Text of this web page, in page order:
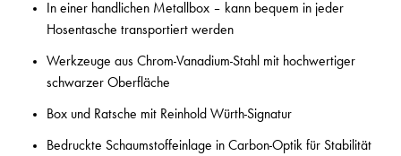
In einer handlichen Metallbox – kann bequem in jeder
Hosentasche transportiert werden
Werkzeuge aus Chrom-Vanadium-Stahl mit hochwertiger
schwarzer Oberfläche
Box und Ratsche mit Reinhold Würth-Signatur
Bedruckte Schaumstoffeinlage in Carbon-Optik für Stabilität